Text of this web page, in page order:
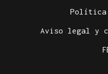
Política
Aviso legal y